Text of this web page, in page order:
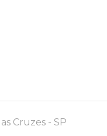
Cruzes - SP